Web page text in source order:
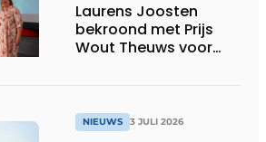
Laurens Joosten
bekroond met Prijs
Wout Theuws voor
NIEUWS 3 JULI 2026